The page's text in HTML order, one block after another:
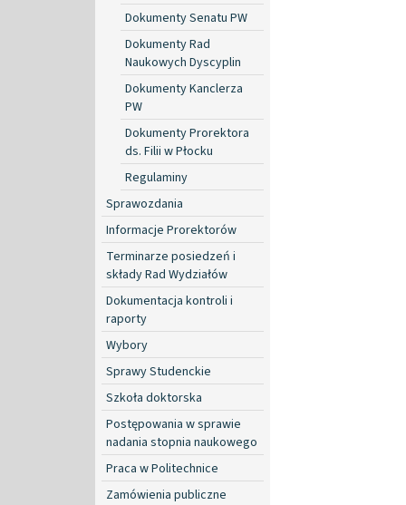
Dokumenty Senatu PW
Dokumenty Rad
Naukowych Dyscyplin
Dokumenty Kanclerza
PW
Dokumenty Prorektora
ds. Filii w Płocku
Regulaminy
Sprawozdania
Informacje Prorektorów
Terminarze posiedzeń i
składy Rad Wydziałów
Dokumentacja kontroli i
raporty
Wybory
Sprawy Studenckie
Szkoła doktorska
Postępowania w sprawie
nadania stopnia naukowego
Praca w Politechnice
Zamówienia publiczne